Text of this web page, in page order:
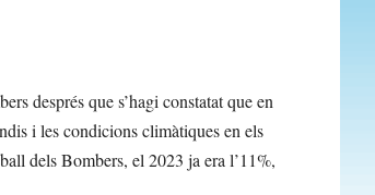
després que s’hagi constatat que en
i les condicions climàtiques en els
dels Bombers, el 2023 ja era l’11%,